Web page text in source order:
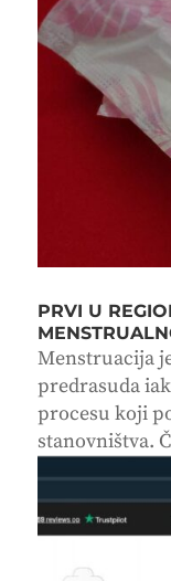
PRVI U
Menstruacija
predrasuda
procesu koji
stanovništva.